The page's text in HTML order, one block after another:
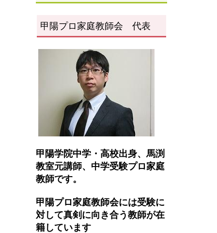
甲陽プロ家庭教師会 代表
甲陽学院中学・高校出身、馬渕
教室元講師、 中学受験プロ家庭
教師です。
甲陽プロ家庭教師会には受験に
対して真剣に向き合う教師が在
籍しています